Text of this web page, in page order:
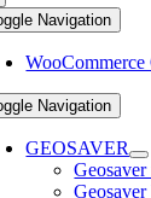
Navigation
WooCommerce
Navigation
GEOSAVER